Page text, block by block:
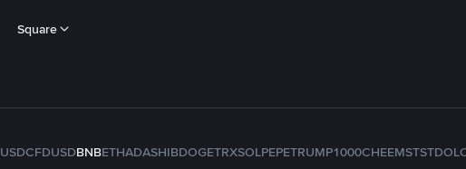
Square
USDCFDUSDBNBETHADASHIBDOGETRXSOLPEPETRUMP1000CHEEMSTST